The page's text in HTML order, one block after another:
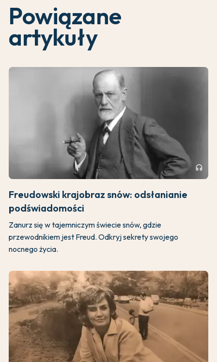
Powiązane
artykuły
headphones
Freudowski krajobraz snów: odsłanianie
podświadomości
Zanurz się w tajemniczym świecie snów, gdzie
przewodnikiem jest Freud. Odkryj sekrety swojego
nocnego życia.